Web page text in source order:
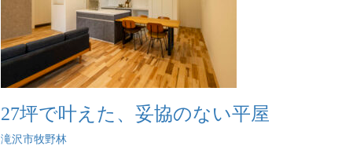
27坪で叶えた、妥協のない平屋
滝沢市牧野林